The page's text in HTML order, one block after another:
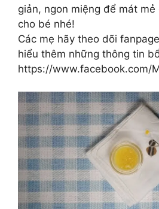
giản, ngon miệng để mát
cho bé nhé!
Các mẹ hãy theo dõi
hiểu thêm những thông tin
https://www.facebook.com/